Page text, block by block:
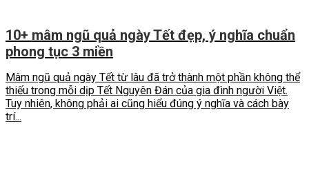
10+ mâm ngũ quả ngày Tết đẹp, ý nghĩa chuẩn
phong tục 3 miền
Mâm ngũ quả ngày Tết từ lâu đã trở thành một phần không thể
thiếu trong mỗi dịp Tết Nguyên Đán của gia đình người Việt.
Tuy nhiên, không phải ai cũng hiểu đúng ý nghĩa và cách bày
trí...